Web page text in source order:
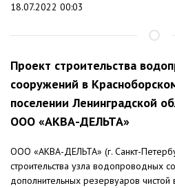
18.07.2022 00:03
Проект строительства
сооружений в
поселении Ленинградской
ООО «АКВА-ДЕЛЬТА»
ООО «АКВА-ДЕЛЬТА» (г. Санкт-
строительства узла водопроводных
дополнительных резервуаров